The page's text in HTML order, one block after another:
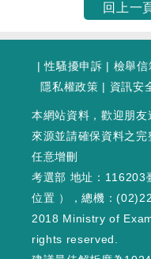
回上一
|性騷擾申訴 | 檢舉信
隱私權政策 | 資訊安
本網站資料，歡迎朋
來源並請確保資料之
任意增刪
考選部 地址：116203
位置 ），總機：
2018 Ministry of
rights reserved.